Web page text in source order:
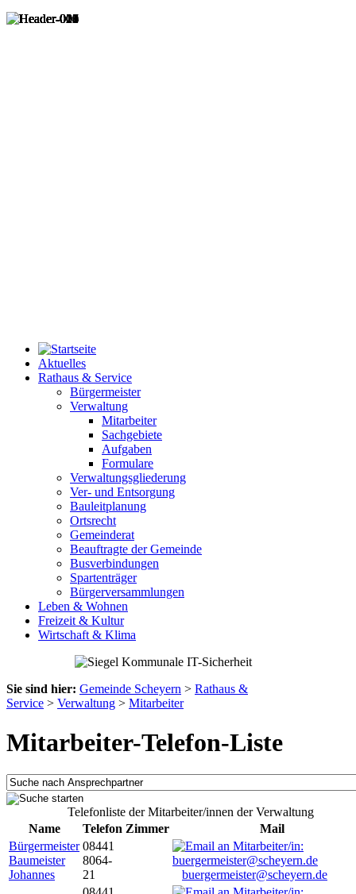
Aktuelles
Rathaus & Service
Bürgermeister
Verwaltung
Mitarbeiter
Sachgebiete
Aufgaben
Formulare
Verwaltungsgliederung
Ver- und Entsorgung
Bauleitplanung
Ortsrecht
Gemeinderat
Beauftragte der Gemeinde
Busverbindungen
Spartenträger
Bürgerversammlungen
Leben & Wohnen
Freizeit & Kultur
Wirtschaft & Klima
Sie sind hier: Gemeinde Scheyern > Rathaus &
Service > Verwaltung > Mitarbeiter
Mitarbeiter-Telefon-Liste
Telefonliste der Mitarbeiter/innen der Verwaltung
Name
Telefon Zimmer
Mail
Bürgermeister
Baumeister
Johannes
08441
8064-
21
buergermeister@scheyern.de